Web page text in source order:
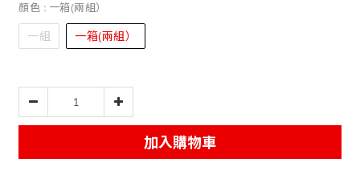
顏色 : 一箱(兩組）
一組 一箱(兩組）
加入購物車